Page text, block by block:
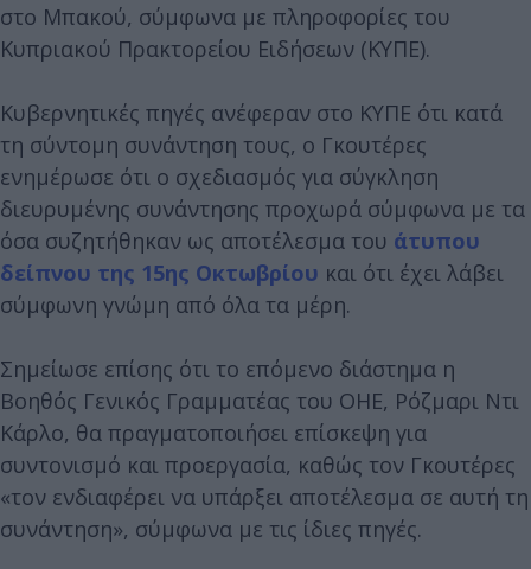
στο Μπακού, σύμφωνα με πληροφορίες του
Κυπριακού Πρακτορείου Ειδήσεων (ΚΥΠΕ).
Κυβερνητικές πηγές ανέφεραν στο ΚΥΠΕ ότι κατά
τη σύντομη συνάντηση τους, ο Γκουτέρες
ενημέρωσε ότι ο σχεδιασμός για σύγκληση
διευρυμένης συνάντησης προχωρά σύμφωνα με τα
όσα συζητήθηκαν ως αποτέλεσμα του άτυπου
δείπνου της 15ης Οκτωβρίου και ότι έχει λάβει
σύμφωνη γνώμη από όλα τα μέρη.
Σημείωσε επίσης ότι το επόμενο διάστημα η
Βοηθός Γενικός Γραμματέας του ΟΗΕ, Ρόζμαρι Ντι
Κάρλο, θα πραγματοποιήσει επίσκεψη για
συντονισμό και προεργασία, καθώς τον Γκουτέρες
«τον ενδιαφέρει να υπάρξει αποτέλεσμα σε αυτή τη
συνάντηση», σύμφωνα με τις ίδιες πηγές.